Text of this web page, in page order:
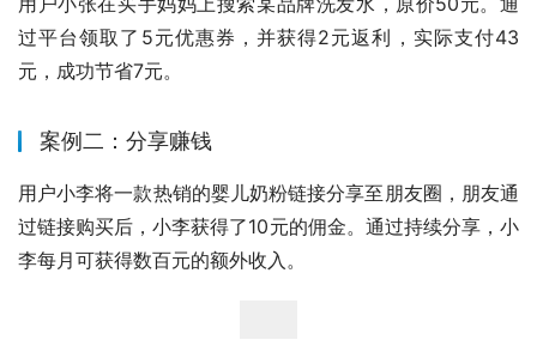
过平台领取了5元优惠券，并获得2元返利，实际支付43
元，成功节省7元。
案例二：分享赚钱
用户小李将一款热销的婴儿奶粉链接分享至朋友圈，朋友通
过链接购买后，小李获得了10元的佣金。通过持续分享，小
李每月可获得数百元的额外收入。